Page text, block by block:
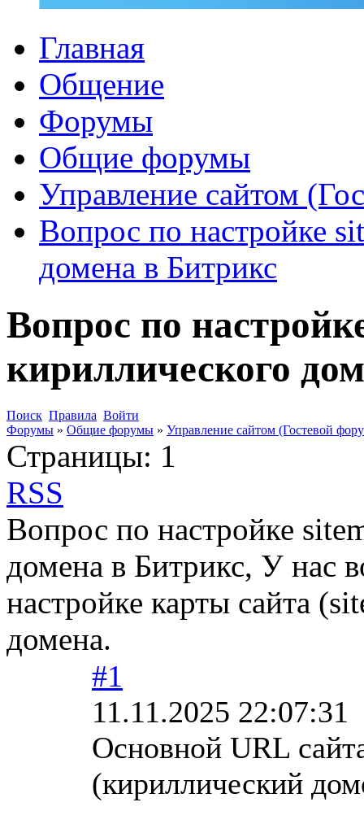
Главная
Общение
Форумы
Общие форумы
Управление сайтом
Вопрос по настройке
домена в Битрикс
Вопрос по
кириллического
Поиск Правила Войти
Форумы » Общие форумы » Управление сайтом (Гостевой
Страницы: 1
RSS
Вопрос по настройке
домена в Битрикс, У нас
настройке карты сайта
домена.
#1
11.11.2025 22:07:31
Основной URL
(кириллический